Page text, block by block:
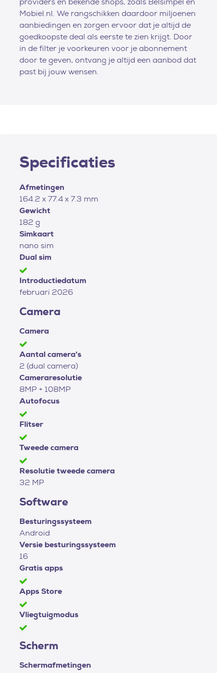
Mobiel.nl. We rangschikken daardoor miljoenen
aanbiedingen en zorgen ervoor dat je altijd de
goedkoopste deal als eerste te zien krijgt. Door
in de filter je voorkeuren voor je abonnement
door te geven, ontvang je altijd een aanbod dat
past bij jouw wensen.
Specificaties
Afmetingen
164.2 x 77.4 x 7.3 mm
Gewicht
182 g
Simkaart
nano sim
Dual sim
Introductiedatum
februari 2026
Camera
Camera
Aantal camera's
2 (dual camera)
Cameraresolutie
8MP + 108MP
Autofocus
Flitser
Tweede camera
Resolutie tweede camera
32 MP
Software
Besturingssysteem
Android
Versie besturingssysteem
16
Gratis apps
Apps Store
Vliegtuigmodus
Scherm
Schermafmetingen